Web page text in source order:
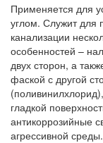
Применяется для
углом. Служит для
канализации
особенностей –
двух сторон, а
фаской с другой
гладкой
антикоррозийные
агрессивной среды.